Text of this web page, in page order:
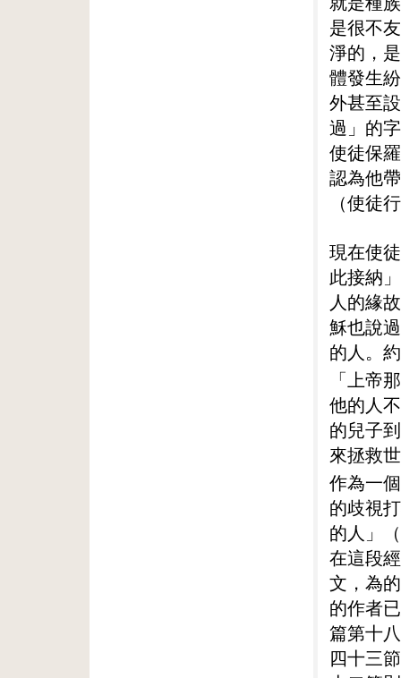
是很不
淨的，
體發生
外甚至
過」的
使徒保
認為他
（使徒
現在使
此接納
人的緣
穌也說
的人。
「上帝
他的人
的兒子
來拯救
作為一
的歧視
的人」
在這段
文，為
的作者
篇第十
四十三